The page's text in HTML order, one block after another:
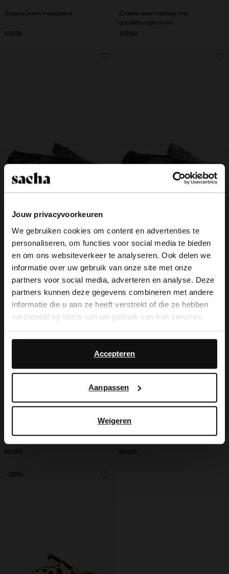
Jouw privacyvoorkeuren
We gebruiken cookies om content en advertenties te
personaliseren, om functies voor social media te bieden
en om ons websiteverkeer te analyseren. Ook delen we
informatie over uw gebruik van onze site met onze
partners voor social media, adverteren en analyse. Deze
partners kunnen deze gegevens combineren met andere
informatie die u aan ze heeft verstrekt of die ze hebben
verzameld op basis van uw gebruik van hun services.
Daarnaast werken wij samen met Google voor
advertentie- en meetdoeleinden. Meer informatie over
hoe Google uw persoonsgegevens gebruikt, vindt u op
Accepteren
Aanpassen
Weigeren
Groene leren instappers
109.99
Zwarte leren loafers met
goudkleurige chain
109.99
design
109.99
design
109.99
details
60.00
- 50%
60.00
- 50%
- 50%
×
View this website in English?
It looks like your language isn't Dutch. Would
you like to switch to English?
Yes, switch to
English
No, stay in Dutch